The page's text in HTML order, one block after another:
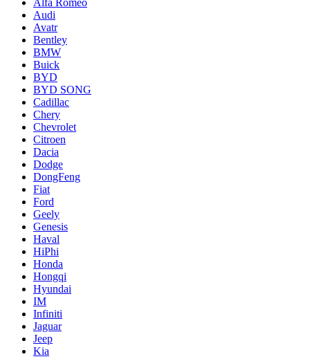
Audi
Avatr
Bentley
BMW
Buick
BYD
BYD SONG
Cadillac
Chery
Chevrolet
Citroen
Dacia
Dodge
DongFeng
Fiat
Ford
Geely
Genesis
Haval
HiPhi
Honda
Hongqi
Hyundai
IM
Infiniti
Jaguar
Jeep
Kia